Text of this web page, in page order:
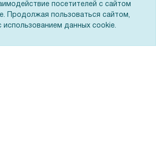
посетителей с сайтом
Продолжая пользоваться сайтом,
использованием данных cookie.